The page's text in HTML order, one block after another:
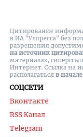
СОЦСЕТИ
Вконтакте
RSS Канал
Telegram
Цитирование
в ИА "Улпресса" без
разрешения
на источник
материалах,
Интернет. Ссылка на
располагаться в